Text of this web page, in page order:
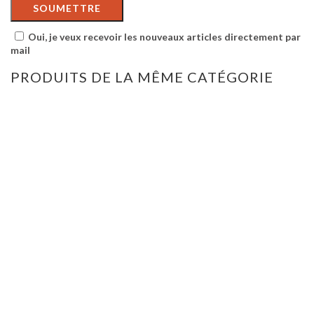
Oui, je veux recevoir les nouveaux articles directement par
mail
PRODUITS DE LA MÊME CATÉGORIE